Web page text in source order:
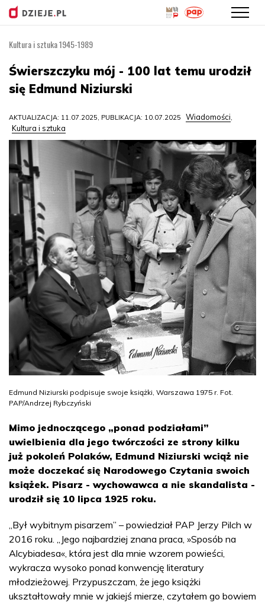
treści
Kultura i sztuka 1945-1989
Świerszczyku mój - 100 lat temu urodził
się Edmund Niziurski
AKTUALIZACJA: 11.07.2025, PUBLIKACJA: 10.07.2025 Wiadomości,
Kultura i sztuka
Edmund Niziurski podpisuje swoje książki, Warszawa 1975 r. Fot.
PAP/Andrzej Rybczyński
Mimo jednoczącego „ponad podziałami”
uwielbienia dla jego twórczości ze strony kilku
już pokoleń Polaków, Edmund Niziurski wciąż nie
może doczekać się Narodowego Czytania swoich
książek. Pisarz - wychowawca a nie skandalista -
urodził się 10 lipca 1925 roku.
„Był wybitnym pisarzem” – powiedział PAP Jerzy Pilch w
2016 roku. „Jego najbardziej znana praca, »Sposób na
Alcybiadesa«, która jest dla mnie wzorem powieści,
wykracza wysoko ponad konwencję literatury
młodzieżowej. Przypuszczam, że jego książki
ukształtowały mnie w jakiejś mierze, czytałem go bowiem